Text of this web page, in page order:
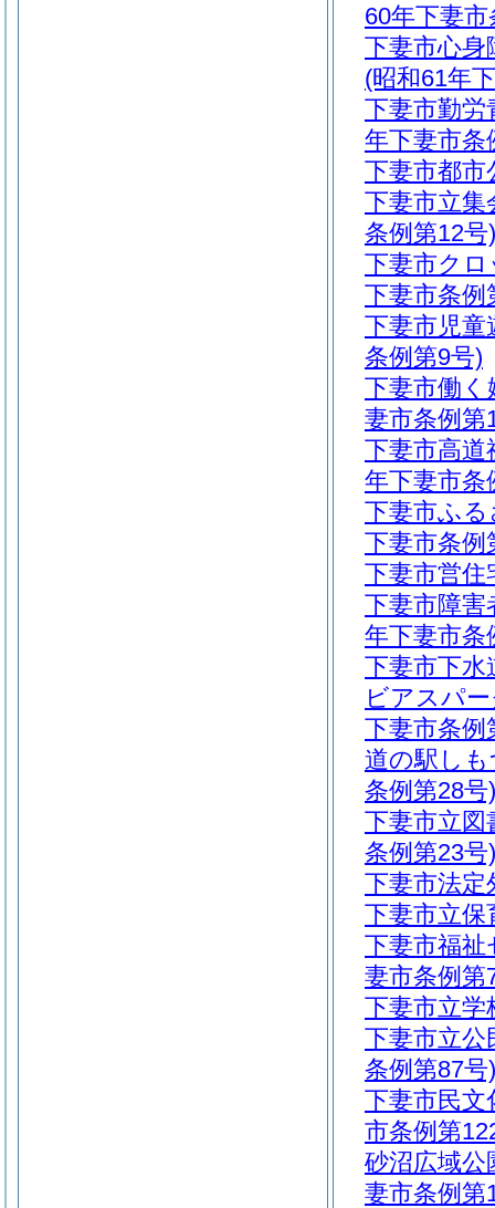
60年下妻
下妻市心
(昭和61年
下妻市勤労
年下妻市条
下妻市都市
下妻市立集
条例第12号)
下妻市ク
下妻市条例
下妻市児童
条例第9号)
下妻市働
妻市条例第
下妻市高道
年下妻市条
下妻市ふ
下妻市条例
下妻市営住
下妻市障害
年下妻市条
下妻市下水
ビアスパ
下妻市条例
道の駅し
条例第28号)
下妻市立図
条例第23号)
下妻市法定
下妻市立保
下妻市福
妻市条例第
下妻市立学
下妻市立公
条例第87号)
下妻市民文
市条例第
砂沼広域
妻市条例第